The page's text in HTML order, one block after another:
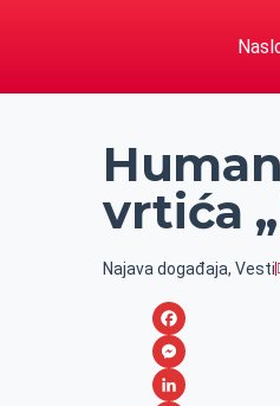
vrtića
Najava događaja,Vesti
F
aM